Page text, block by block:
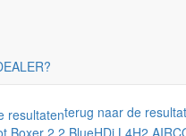
terug naar de